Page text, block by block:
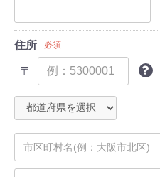
住所 必須
〒